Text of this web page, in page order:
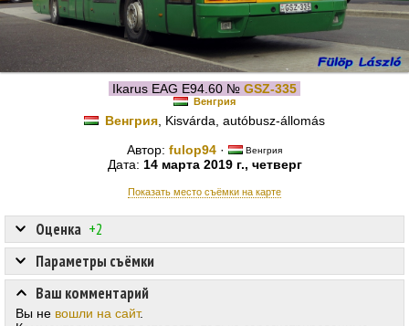
Ikarus EAG E94.60 № GSZ-335
Венгрия
Венгрия , Kisvárda, autóbusz-állomás
Автор: fulop94 · Венгрия
Дата: 14 марта 2019 г., четверг
Показать место съёмки на карте
Оценка +2
Параметры съёмки
Ваш комментарий
Вы не вошли на сайт.